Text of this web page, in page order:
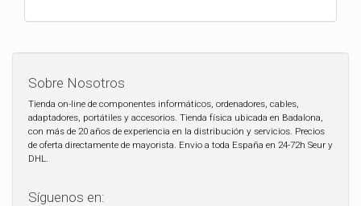
Sobre Nosotros
Tienda on-line de componentes informáticos, ordenadores, cables,
adaptadores, portátiles y accesorios. Tienda física ubicada en Badalona,
con más de 20 años de experiencia en la distribución y servicios. Precios
de oferta directamente de mayorista. Envio a toda España en 24-72h Seur y
DHL.
Síguenos en: